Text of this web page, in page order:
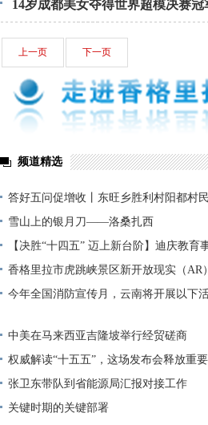
14岁成都美女夺得世界超模决赛冠
上一页 下一页
频道精选
答好五问促增收丨东旺乡胜利村阳都村
铺就“甜蜜”增收路
雪山上的银月刀——洛桑扎西
【决胜“十四五” 迈上新台阶】迪庆教育
显——培根铸魂育桃李
香格里拉市虎跳峡景区新开放现实（AR
今年全国消防宣传月，云南将开展以下
中美在马来西亚吉隆坡举行经贸磋商
权威解读“十五五”，这场发布会释放重
张卫东带队到省能源局汇报对接工作
关键时期的关键部署